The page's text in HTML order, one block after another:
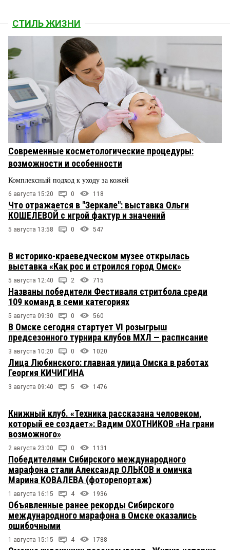
СТИЛЬ ЖИЗНИ
Современные косметологические процедуры:
возможности и особенности
Комплексный подход к уходу за кожей
6 августа 15:20 0 118
Что отражается в "Зеркале": выставка Ольги
КОШЕЛЕВОЙ с игрой фактур и значений
5 августа 13:58 0 547
В историко-краеведческом музее открылась
выставка «Как рос и строился город Омск»
5 августа 12:40 2 715
Названы победители Фестиваля стритбола среди
109 команд в семи категориях
5 августа 09:30 0 560
В Омске сегодня стартует VI розыгрыш
предсезонного турнира клубов МХЛ — расписание
3 августа 10:20 0 1020
Лица Любинского: главная улица Омска в работах
Георгия КИЧИГИНА
3 августа 09:40 5 1476
Книжный клуб. «Техника рассказана человеком,
который ее создает»: Вадим ОХОТНИКОВ «На грани
возможного»
2 августа 23:00 0 1131
Победителями Сибирского международного
марафона стали Александр ОЛЬКОВ и омичка
Марина КОВАЛЕВА (фоторепортаж)
1 августа 16:15 4 1936
Объявленные ранее рекорды Сибирского
международного марафона в Омске оказались
ошибочными
1 августа 15:15 4 1788